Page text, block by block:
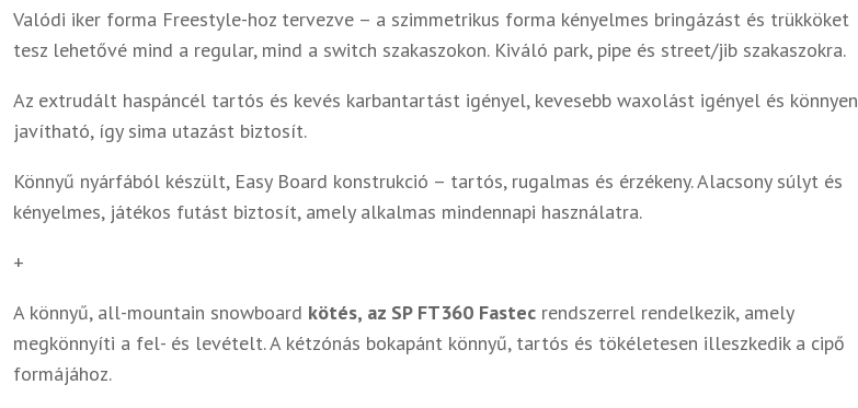
Valódi iker forma Freestyle-hoz tervezve – a szimmetrikus forma kényelmes bringázást és trükköket
tesz lehetővé mind a regular, mind a switch szakaszokon. Kiváló park, pipe és street/jib szakaszokra.
Az extrudált haspáncél tartós és kevés karbantartást igényel, kevesebb waxolást igényel és könnyen
javítható, így sima utazást biztosít.
Könnyű nyárfából készült, Easy Board konstrukció – tartós, rugalmas és érzékeny. Alacsony súlyt és
kényelmes, játékos futást biztosít, amely alkalmas mindennapi használatra.
+
A könnyű, all-mountain snowboard kötés, az SP FT360 Fastec rendszerrel rendelkezik, amely
megkönnyíti a fel- és levételt. A kétzónás bokapánt könnyű, tartós és tökéletesen illeszkedik a cipő
formájához.